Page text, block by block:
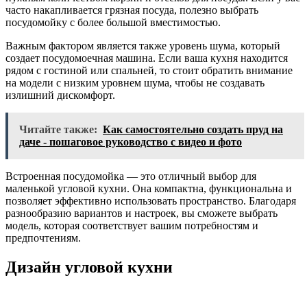
часто накапливается грязная посуда, полезно выбрать
посудомойку с более большой вместимостью.
Важным фактором является также уровень шума, который
создает посудомоечная машина. Если ваша кухня находится
рядом с гостиной или спальней, то стоит обратить внимание
на модели с низким уровнем шума, чтобы не создавать
излишний дискомфорт.
Читайте также: Как самостоятельно создать пруд на
даче - пошаговое руководство с видео и фото
Встроенная посудомойка — это отличный выбор для
маленькой угловой кухни. Она компактна, функциональна и
позволяет эффективно использовать пространство. Благодаря
разнообразию вариантов и настроек, вы сможете выбрать
модель, которая соответствует вашим потребностям и
предпочтениям.
Дизайн угловой кухни